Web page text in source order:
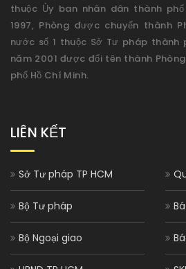
thuộc Ủy ban nhân dân thành
1997, Phòng được chuyển thành
nước số 1 thuộc Sở Tư pháp thành
năm 2001 được đổi tên thành
phố Hồ Chí Minh.
LIÊN KẾT
Sở Tư pháp TP HCM
Bộ Tư pháp
Bộ Ngoại giao